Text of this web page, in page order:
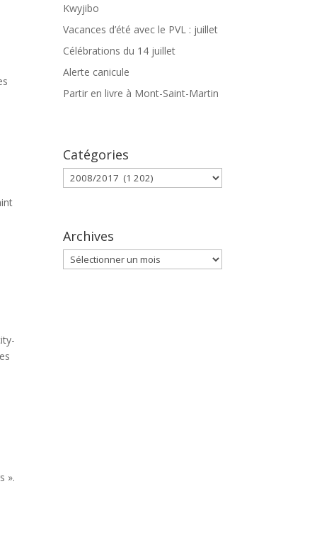
».
Kwyjibo
Vacances d’été avec le PVL : juillet
Célébrations du 14 juillet
Alerte canicule
Partir en livre à Mont-Saint-Martin
Catégories
Catégories
Archives
Archives